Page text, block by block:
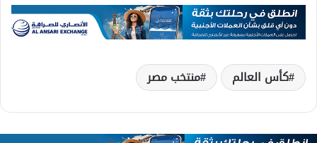
كأس العالم منتخب مصر